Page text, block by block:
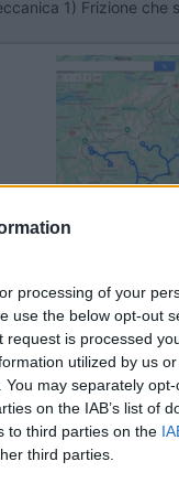
processing of your
use the below opt-out
is processed
utilized by us
may separately
on the IAB’s list of
to third parties on the
third parties.
1) Frizione che
Finlandia
mancava un fermo
scarico montata
del serbatoio.